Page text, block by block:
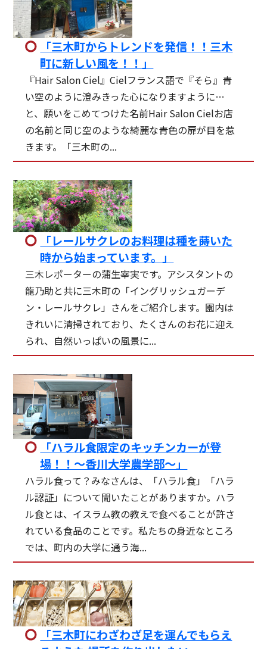
「三木町からトレンドを発信！！三木
町に新しい風を！！」
『Hair Salon Ciel』Cielフランス語で『そら』青
い空のように澄みきった心になりますように…
と、願いをこめてつけた名前Hair Salon Cielお店
の名前と同じ空のような綺麗な青色の扉が目を惹
きます。「三木町の...
「レールサクレのお料理は種を蒔いた
時から始まっています。」
三木レポーターの蒲生宰実です。アシスタントの
龍乃助と共に三木町の「イングリッシュガーデ
ン・レールサクレ」さんをご紹介します。園内は
きれいに清掃されており、たくさんのお花に迎え
られ、自然いっぱいの風景に...
「ハラル食限定のキッチンカーが登
場！！～香川大学農学部～」
ハラル食って？みなさんは、「ハラル食」「ハラ
ル認証」について聞いたことがありますか。ハラ
ル食とは、イスラム教の教えで食べることが許さ
れている食品のことです。私たちの身近なところ
では、町内の大学に通う海...
「三木町にわざわざ足を運んでもらえ